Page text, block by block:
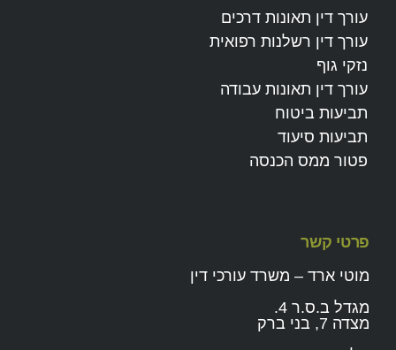
עורך דין תאונות דרכים
עורך דין רשלנות רפואית
נזקי גוף
עורך דין תאונות עבודה
תביעות ביטוח
תביעות סיעוד
פטור ממס הכנסה
פרטי קשר
מוטי ארד – משרד עורכי דין
מגדל ב.ס.ר 4.
מצדה 7, בני ברק